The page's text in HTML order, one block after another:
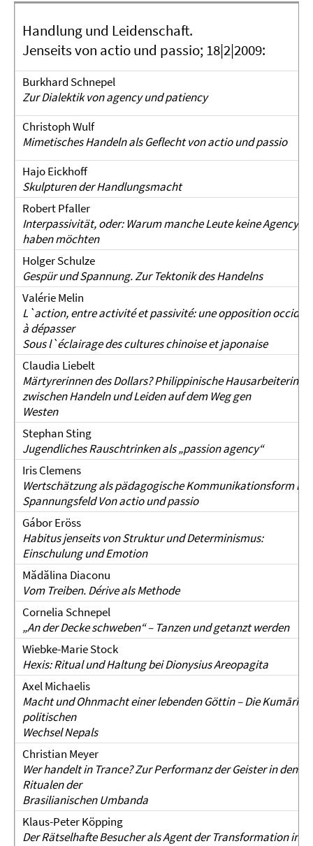
Handlung und Leidenschaft.
Jenseits von actio und passio; 18|2|2009:
Burkhard Schnepel
Zur Dialektik von agency und patiency
Christoph Wulf
Mimetisches Handeln als Geflecht von actio und passio
Hajo Eickhoff
Skulpturen der Handlungsmacht
Robert Pfaller
Interpassivität, oder: Warum manche Leute keine Agency
haben möchten
Holger Schulze
Gespür und Spannung. Zur Tektonik des Handelns
Valérie Melin
L`action, entre activité et passivité: une opposition
à dépasser
Sous l`éclairage des cultures chinoise et japonaise
Claudia Liebelt
Märtyrerinnen des Dollars? Philippinische
zwischen Handeln und Leiden auf dem Weg gen
Westen
Stephan Sting
Jugendliches Rauschtrinken als „passion agency“
Iris Clemens
Wertschätzung als pädagogische Kommunikationsform im
Spannungsfeld Von actio und passio
Gábor Eröss
Habitus jenseits von Struktur und Determinismus:
Einschulung und Emotion
Mădălina Diaconu
Vom Treiben. Dérive als Methode
Cornelia Schnepel
„An der Decke schweben“ – Tanzen und getanzt werden
Wiebke-Marie Stock
Hexis: Ritual und Haltung bei Dionysius Areopagita
Axel Michaelis
Macht und Ohnmacht einer lebenden Göttin – Die Kumārī im
politischen
Wechsel Nepals
Christian Meyer
Wer handelt in Trance? Zur Performanz der Geister in den
Ritualen der
Brasilianischen Umbanda
Klaus-Peter Köpping
Der Rätselhafte Besucher als Agent der Transformation in